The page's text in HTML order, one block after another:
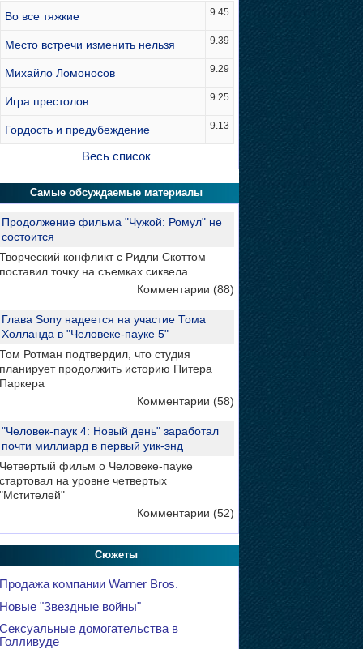
Во все тяжкие 9.45
Место встречи изменить нельзя 9.39
Михайло Ломоносов 9.29
Игра престолов 9.25
Гордость и предубеждение 9.13
Весь список
Самые обсуждаемые материалы
Продолжение фильма "Чужой: Ромул" не
состоится
Творческий конфликт с Ридли Скоттом
поставил точку на съемках сиквела
Комментарии (88)
Глава Sony надеется на участие Тома
Холланда в "Человеке-пауке 5"
Том Ротман подтвердил, что студия
планирует продолжить историю Питера
Паркера
Комментарии (58)
"Человек-паук 4: Новый день" заработал
почти миллиард в первый уик-энд
Четвертый фильм о Человеке-пауке
стартовал на уровне четвертых
"Мстителей"
Комментарии (52)
Сюжеты
Продажа компании Warner Bros.
Новые "Звездные войны"
Сексуальные домогательства в
Голливуде